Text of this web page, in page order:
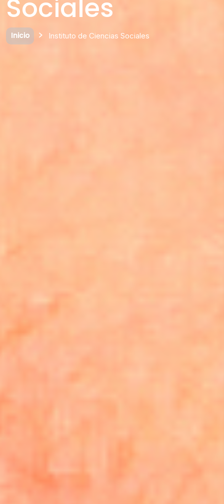
Sociales
Inicio Instituto de Ciencias Sociales